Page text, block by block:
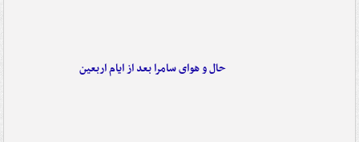
حال و هوای سامرا بعد از ایام اربعین